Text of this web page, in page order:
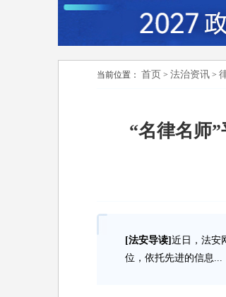
当前位置： 首页 > 法治资讯 >
“名律名师
[法安导读] 近日，法安
位，依托先进的信息...